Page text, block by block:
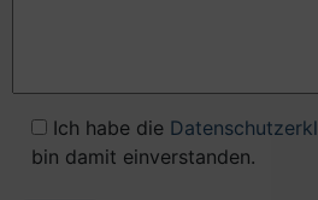
Ich habe die
bin damit einverstanden.